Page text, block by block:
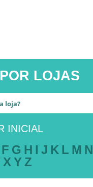
LOJAS
INICIAL
F G H I J K L M N
X Y Z